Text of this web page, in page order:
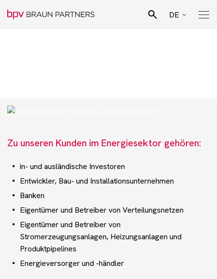
Geschäftsfelder
Veranstaltungen
DE
Zu unseren Kunden im Energiesektor gehören:
in- und ausländische Investoren
Entwickler, Bau- und Installationsunternehmen
Banken
Eigentümer und Betreiber von Verteilungsnetzen
Eigentümer und Betreiber von
Stromerzeugungsanlagen, Heizungsanlagen und
Produktpipelines
Energieversorger und -händler